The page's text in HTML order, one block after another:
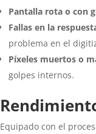
Pantalla rota o con
Fallas en la
problema en el
Píxeles muertos o
golpes internos.
Equipado con el